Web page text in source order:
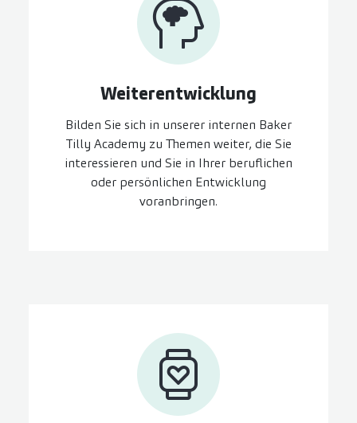
Weiter­entwicklung
Bilden Sie sich in unserer internen Baker
Tilly Academy zu Themen weiter, die Sie
interessieren und Sie in Ihrer beruflichen
oder persönlichen Entwicklung
voranbringen.